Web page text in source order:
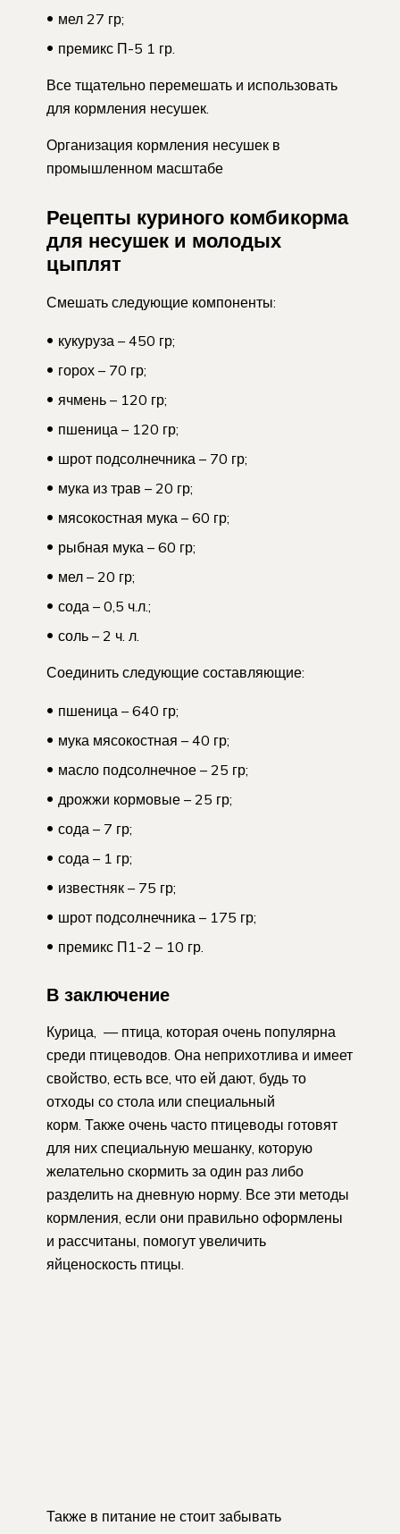
мел 27 гр;
премикс П-5 1 гр.
Все тщательно перемешать и использовать
для кормления несушек.
Организация кормления несушек в
промышленном масштабе
Рецепты куриного комбикорма
для несушек и молодых
цыплят
Смешать следующие компоненты:
кукуруза – 450 гр;
горох – 70 гр;
ячмень – 120 гр;
пшеница – 120 гр;
шрот подсолнечника – 70 гр;
мука из трав – 20 гр;
мясокостная мука – 60 гр;
рыбная мука – 60 гр;
мел – 20 гр;
сода – 0,5 ч.л.;
соль – 2 ч. л.
Соединить следующие составляющие:
пшеница – 640 гр;
мука мясокостная – 40 гр;
масло подсолнечное – 25 гр;
дрожжи кормовые – 25 гр;
сода – 7 гр;
сода – 1 гр;
известняк – 75 гр;
шрот подсолнечника – 175 гр;
премикс П1-2 – 10 гр.
В заключение
Курица, — птица, которая очень популярна
среди птицеводов. Она неприхотлива и имеет
свойство, есть все, что ей дают, будь то
отходы со стола или специальный
корм. Также очень часто птицеводы готовят
для них специальную мешанку, которую
желательно скормить за один раз либо
разделить на дневную норму. Все эти методы
кормления, если они правильно оформлены
и рассчитаны, помогут увеличить
яйценоскость птицы.
Также в питание не стоит забывать